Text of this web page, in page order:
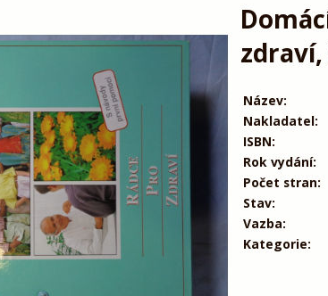
zdraví,
Název:
Nakladatel:
ISBN:
Rok vydání:
Počet stran:
Stav:
Vazba:
Kategorie: